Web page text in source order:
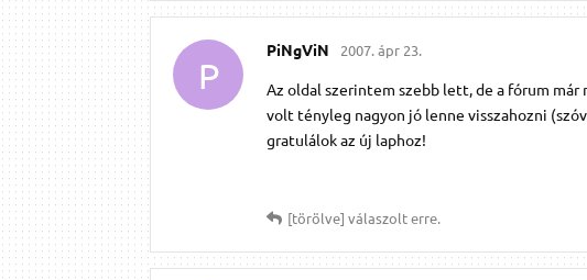
P
PiNgViN 2007. ápr 23.
Az oldal szerintem szebb lett, de a fórum
volt tényleg nagyon jó lenne visszahozni
gratulálok az új laphoz!
[törölve] válaszolt erre.